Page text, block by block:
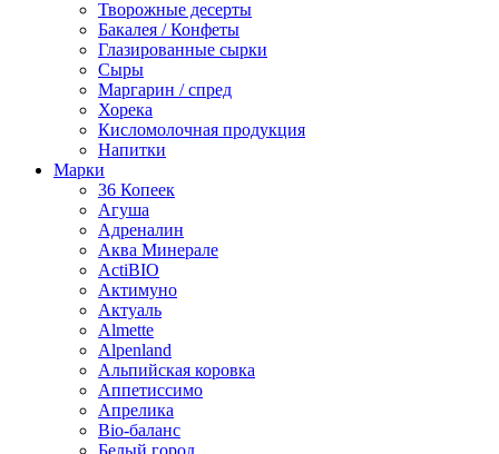
Творожные десерты
Бакалея / Конфеты
Глазированные сырки
Сыры
Маргарин / спред
Хорека
Кисломолочная продукция
Напитки
Марки
36 Копеек
Агуша
Адреналин
Аква Минерале
ActiBIO
Актимуно
Актуаль
Almette
Alpenland
Альпийская коровка
Аппетиссимо
Апрелика
Bio-баланс
Белый город